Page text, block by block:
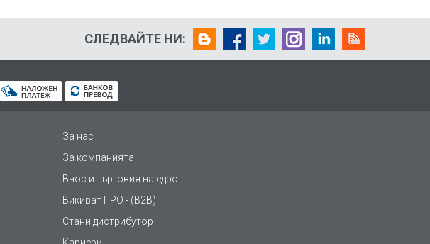
СЛЕДВАЙТЕ НИ:
За нас
За компанията
Внос и търговия на едро
Викиват ПРО - (B2B)
Стани дистрибутор